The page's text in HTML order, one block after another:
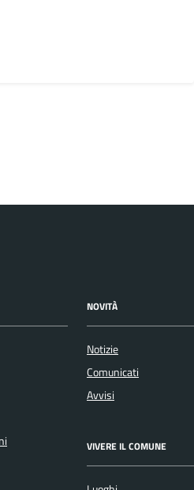
NOVITÀ
Notizie
Comunicati
Avvisi
VIVERE IL COMUNE